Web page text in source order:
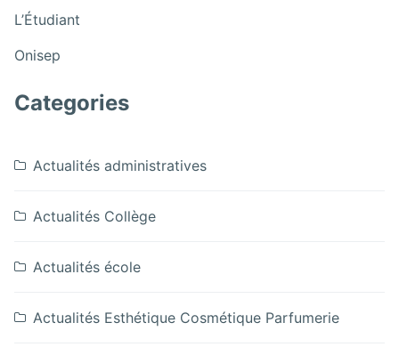
L’Étudiant
pour
Onisep
du
hall
Noël
Categories
Actualités administratives
Actualités Collège
Actualités école
Actualités Esthétique Cosmétique Parfumerie